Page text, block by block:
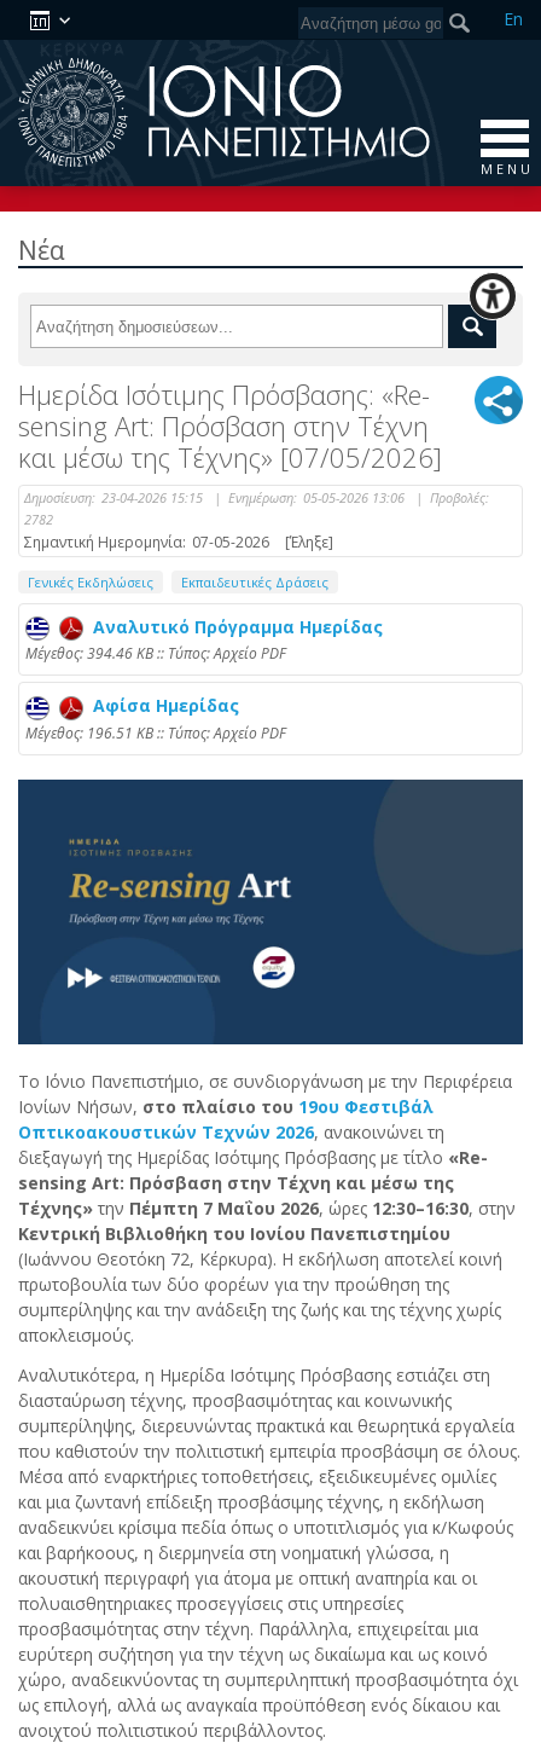
En
M E N U
Νέα
Ημερίδα Ισότιμης Πρόσβασης: «Re-
sensing Art: Πρόσβαση στην Τέχνη
και μέσω της Τέχνης» [07/05/2026]
Δημοσίευση: 23-04-2026 15:15 | Ενημέρωση: 05-05-2026 13:06 | Προβολές:
2782
Σημαντική Ημερομηνία: 07-05-2026 [Έληξε]
Γενικές Εκδηλώσεις Εκπαιδευτικές Δράσεις
Αναλυτικό Πρόγραμμα Ημερίδας
Mέγεθος: 394.46 KB :: Τύπος: Αρχείο PDF
Αφίσα Ημερίδας
Mέγεθος: 196.51 KB :: Τύπος: Αρχείο PDF
Το Ιόνιο Πανεπιστήμιο, σε συνδιοργάνωση με την Περιφέρεια
Ιονίων Νήσων, στο πλαίσιο του 19ου Φεστιβάλ
Οπτικοακουστικών Τεχνών 2026, ανακοινώνει τη
διεξαγωγή της Ημερίδας Ισότιμης Πρόσβασης με τίτλο «Re-
sensing Art: Πρόσβαση στην Τέχνη και μέσω της
Τέχνης» την Πέμπτη 7 Μαΐου 2026, ώρες 12:30–16:30, στην
Κεντρική Βιβλιοθήκη του Ιονίου Πανεπιστημίου
(Ιωάννου Θεοτόκη 72, Κέρκυρα). Η εκδήλωση αποτελεί κοινή
πρωτοβουλία των δύο φορέων για την προώθηση της
συμπερίληψης και την ανάδειξη της ζωής και της τέχνης χωρίς
αποκλεισμούς.
Αναλυτικότερα, η Ημερίδα Ισότιμης Πρόσβασης εστιάζει στη
διασταύρωση τέχνης, προσβασιμότητας και κοινωνικής
συμπερίληψης, διερευνώντας πρακτικά και θεωρητικά εργαλεία
που καθιστούν την πολιτιστική εμπειρία προσβάσιμη σε όλους.
Μέσα από εναρκτήριες τοποθετήσεις, εξειδικευμένες ομιλίες
και μια ζωντανή επίδειξη προσβάσιμης τέχνης, η εκδήλωση
αναδεικνύει κρίσιμα πεδία όπως ο υποτιτλισμός για κ/Κωφούς
και βαρήκοους, η διερμηνεία στη νοηματική γλώσσα, η
ακουστική περιγραφή για άτομα με οπτική αναπηρία και οι
πολυαισθητηριακες προσεγγίσεις στις υπηρεσίες
προσβασιμότητας στην τέχνη. Παράλληλα, επιχειρείται μια
ευρύτερη συζήτηση για την τέχνη ως δικαίωμα και ως κοινό
χώρο, αναδεικνύοντας τη συμπεριληπτική προσβασιμότητα όχι
ως επιλογή, αλλά ως αναγκαία προϋπόθεση ενός δίκαιου και
ανοιχτού πολιτιστικού περιβάλλοντος.